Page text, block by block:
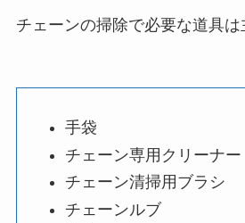
チェーンの掃除で必要な道具
手袋
チェーン専用クリーナー
チェーン清掃用ブラシ
チェーンルブ